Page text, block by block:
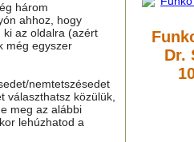
három
ahhoz, hogy
ki az oldalra (azért
még egyszer
nemtetszésedet
választhatsz közülük,
meg az alábbi
lehúzhatod a
Dr.